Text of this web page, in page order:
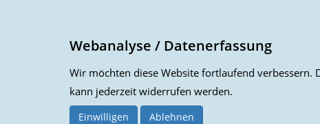
Webanalyse / Datenerfassung
Wir möchten diese Website fortlaufend
kann jederzeit widerrufen werden.
Einwilligen
Ablehnen